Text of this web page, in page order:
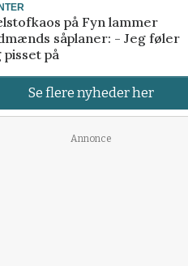
på Fyn lammer
såplaner: - Jeg føler
pisset på
Se flere nyheder her
Annonce